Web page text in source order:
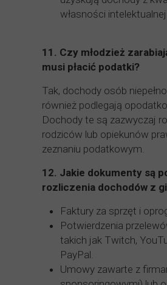
własności
11. Czy młodzież
musi płacić podatki?
Tak, dochody osób
również podlegają
Dochody te są zazwyczaj
rodziców lub opiekunów
zeznaniu podatkowym.
12. Jakie dokumenty są
rozliczenia dochodów z
Faktury za sprzęt i
Potwierdzenia
takich jak Twitch,
PayPal.
Umowy zawarte z